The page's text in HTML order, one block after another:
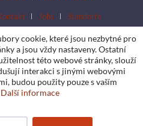
Jobs Standorte
cookie, které jsou nezbytné pro
a jsou vždy nastaveny. Ostatní
této webové stránky, slouží
interakci s jinými webovými
budou použity pouze s vaším
Další informace